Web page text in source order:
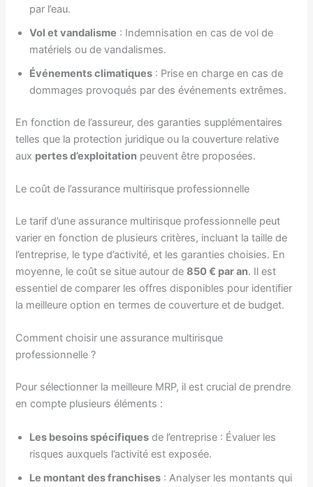
par l’eau.
Vol et vandalisme : Indemnisation en cas de vol de
matériels ou de vandalismes.
Événements climatiques : Prise en charge en cas de
dommages provoqués par des événements extrêmes.
En fonction de l’assureur, des garanties supplémentaires
telles que la protection juridique ou la couverture relative
aux pertes d’exploitation peuvent être proposées.
Le coût de l’assurance multirisque professionnelle
Le tarif d’une assurance multirisque professionnelle peut
varier en fonction de plusieurs critères, incluant la taille de
l’entreprise, le type d’activité, et les garanties choisies. En
moyenne, le coût se situe autour de850 € par an. Il est
essentiel de comparer les offres disponibles pour identifier
la meilleure option en termes de couverture et de budget.
Comment choisir une assurance multirisque
professionnelle ?
Pour sélectionner la meilleure MRP, il est crucial de prendre
en compte plusieurs éléments :
Les besoins spécifiques de l’entreprise : Évaluer les
risques auxquels l’activité est exposée.
Le montant des franchises : Analyser les montants qui